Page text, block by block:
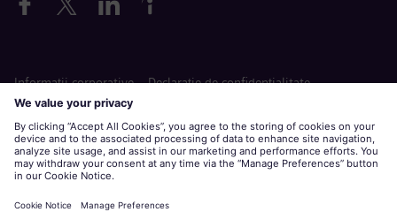
Informaţii corporative
Declarație de confidențialitate
Declarație privind cookie-urile
Siemens Gamesa este o marcă înregistrată de Siemens AG.